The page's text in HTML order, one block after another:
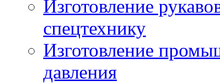
Изготовление
спецтехнику
Изготовление
давления